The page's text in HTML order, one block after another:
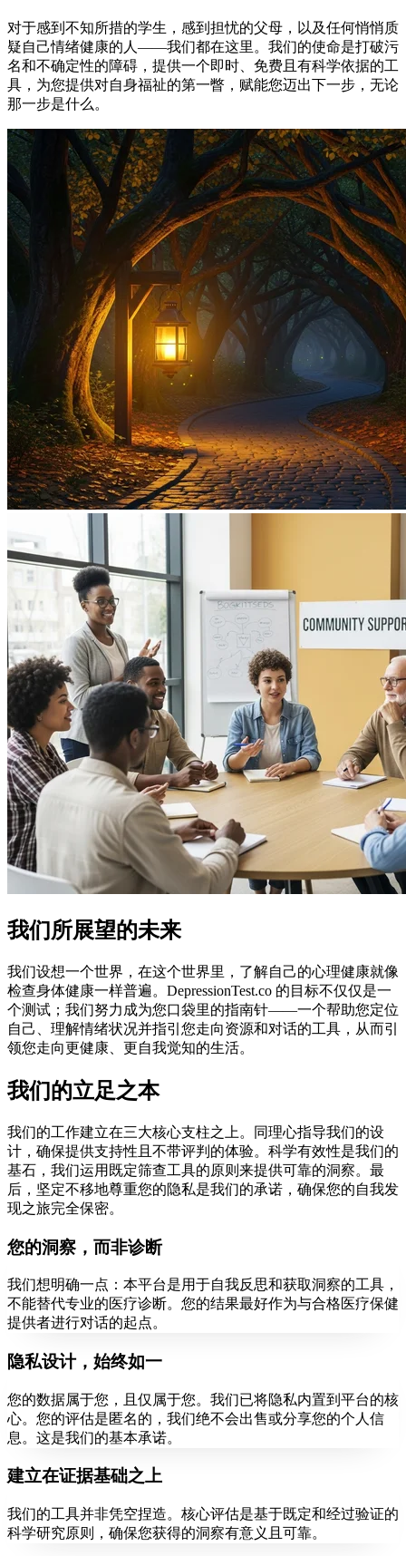
对于感到不知所措的学生，感到担忧的父母，以及任何悄悄质
疑自己情绪健康的人——我们都在这里。我们的使命是打破污
名和不确定性的障碍，提供一个即时、免费且有科学依据的工
具，为您提供对自身福祉的第一瞥，赋能您迈出下一步，无论
那一步是什么。
我们所展望的未来
我们设想一个世界，在这个世界里，了解自己的心理健康就像
检查身体健康一样普遍。DepressionTest.co 的目标不仅仅是一
个测试；我们努力成为您口袋里的指南针——一个帮助您定位
自己、理解情绪状况并指引您走向资源和对话的工具，从而引
领您走向更健康、更自我觉知的生活。
我们的立足之本
我们的工作建立在三大核心支柱之上。同理心指导我们的设
计，确保提供支持性且不带评判的体验。科学有效性是我们的
基石，我们运用既定筛查工具的原则来提供可靠的洞察。最
后，坚定不移地尊重您的隐私是我们的承诺，确保您的自我发
现之旅完全保密。
您的洞察，而非诊断
我们想明确一点：本平台是用于自我反思和获取洞察的工具，
不能替代专业的医疗诊断。您的结果最好作为与合格医疗保健
提供者进行对话的起点。
隐私设计，始终如一
您的数据属于您，且仅属于您。我们已将隐私内置到平台的核
心。您的评估是匿名的，我们绝不会出售或分享您的个人信
息。这是我们的基本承诺。
建立在证据基础之上
我们的工具并非凭空捏造。核心评估是基于既定和经过验证的
科学研究原则，确保您获得的洞察有意义且可靠。